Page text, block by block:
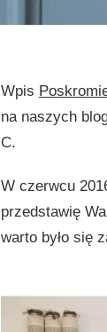
Wpis
na naszych
C.
W czerwcu
przedstawię
warto było się